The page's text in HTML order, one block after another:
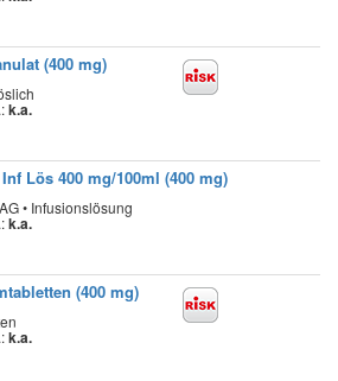
(400 mg)
k.a.
Lös 400 mg/100ml (400 mg)
• Infusionslösung
k.a.
(400 mg)
k.a.